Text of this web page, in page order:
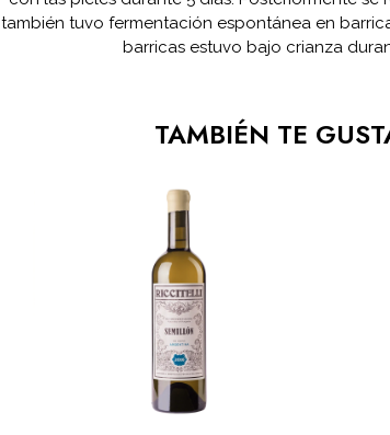
también tuvo fermentación espontánea en
barricas estuvo bajo crianza
TAMBIÉN TE